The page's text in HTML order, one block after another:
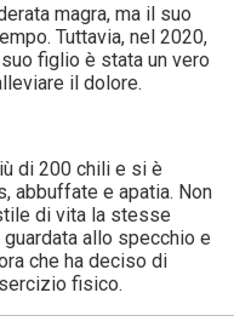
magra, ma il suo
Tuttavia, nel 2020,
figlio è stata un vero
il dolore.
di 200 chili e si è
abbuffate e apatia. Non
di vita la stesse
allo specchio e
che ha deciso di
fisico.